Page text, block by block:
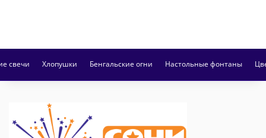
свечи Хлопушки Бенгальские огни Настольные фонтаны